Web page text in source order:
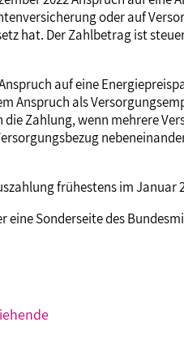
oder auf
hat. Der Zahlbetrag ist
auf eine
Anspruch als
Zahlung, wenn mehrere
frühestens im Januar
Sonderseite des